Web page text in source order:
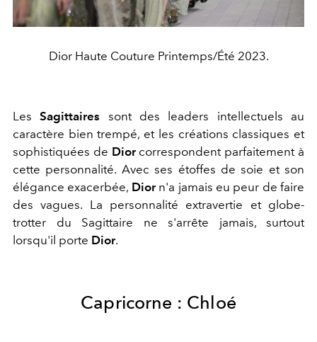
Dior Haute Couture Printemps/Été 2023.
LesSagittaires sont des leaders intellectuels au
caractère bien trempé, et les créations classiques et
sophistiquées de Diorcorrespondent parfaitement à
cette personnalité. Avec ses étoffes de soie et son
élégance exacerbée, Diorn'a jamais eu peur de faire
des vagues. La personnalité extravertie et globe-
trotter du Sagittaire ne s'arrête jamais, surtout
lorsqu'il porte Dior.
Capricorne : Chloé